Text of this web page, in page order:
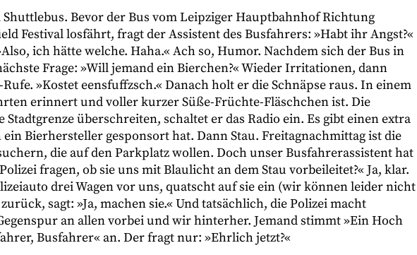
Bevor der Bus vom Leipziger Hauptbahnhof Richtung
Festival losfährt, fragt der Assistent des Busfahrers: »Habt ihr Angst?«
ich hätte welche. Haha.« Ach so, Humor. Nachdem sich der Bus in
Frage: »Will jemand ein Bierchen?« Wieder Irritationen, dann
»Kostet eensfuffzsch.« Danach holt er die Schnäpse raus. In einem
erinnert und voller kurzer Süße-Früchte-Fläschchen ist. Die
überschreiten, schaltet er das Radio ein. Es gibt einen extra
Bierhersteller gesponsort hat. Dann Stau. Freitagnachmittag ist die
die auf den Parkplatz wollen. Doch unser Busfahrerassistent hat
fragen, ob sie uns mit Blaulicht an dem Stau vorbeileitet?« Ja, klar.
drei Wagen vor uns, quatscht auf sie ein (wir können leider nicht
sagt: »Ja, machen sie.« Und tatsächlich, die Polizei macht
an allen vorbei und wir hinterher. Jemand stimmt »Ein Hoch
Busfahrer« an. Der fragt nur: »Ehrlich jetzt?«